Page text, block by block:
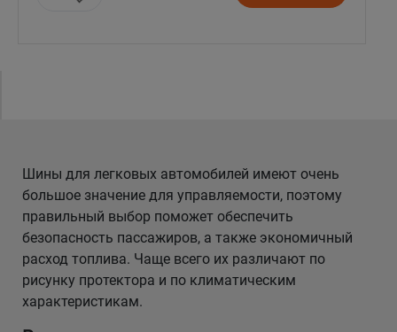
Шины для легковых автомобилей имеют очень
большое значение для управляемости, поэтому
правильный выбор поможет обеспечить
безопасность пассажиров, а также экономичный
расход топлива. Чаще всего их различают по
рисунку протектора и по климатическим
характеристикам.